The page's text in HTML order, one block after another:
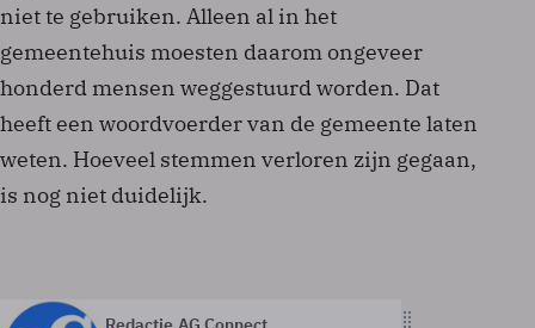
niet te gebruiken. Alleen al in het
gemeentehuis moesten daarom ongeveer
honderd mensen weggestuurd worden. Dat
heeft een woordvoerder van de gemeente laten
weten. Hoeveel stemmen verloren zijn gegaan,
is nog niet duidelijk.